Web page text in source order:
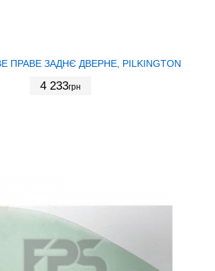
ПРАВЕ ЗАДНЄ ДВЕРНЕ, PILKINGTON
4 233грн